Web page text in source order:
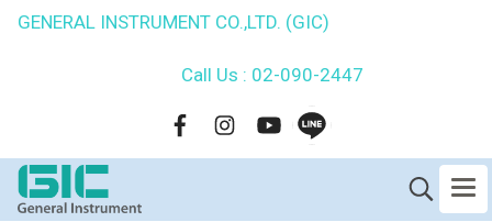
GENERAL INSTRUMENT CO.,LTD. (GIC)
Call Us : 02-090-2447